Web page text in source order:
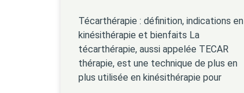
Técarthérapie : définition, indications en
kinésithérapie et bienfaits La
técarthérapie, aussi appelée TECAR
thérapie, est une technique de plus en
plus utilisée en kinésithérapie pour